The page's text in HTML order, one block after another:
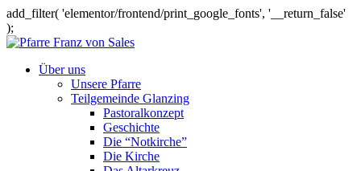
add_filter( 'elementor/frontend/print_google_fonts', '__return_false'
);
Über uns
Unsere Pfarre
Teilgemeinde Glanzing
Pastoralkonzept
Geschichte
Die “Notkirche”
Die Kirche